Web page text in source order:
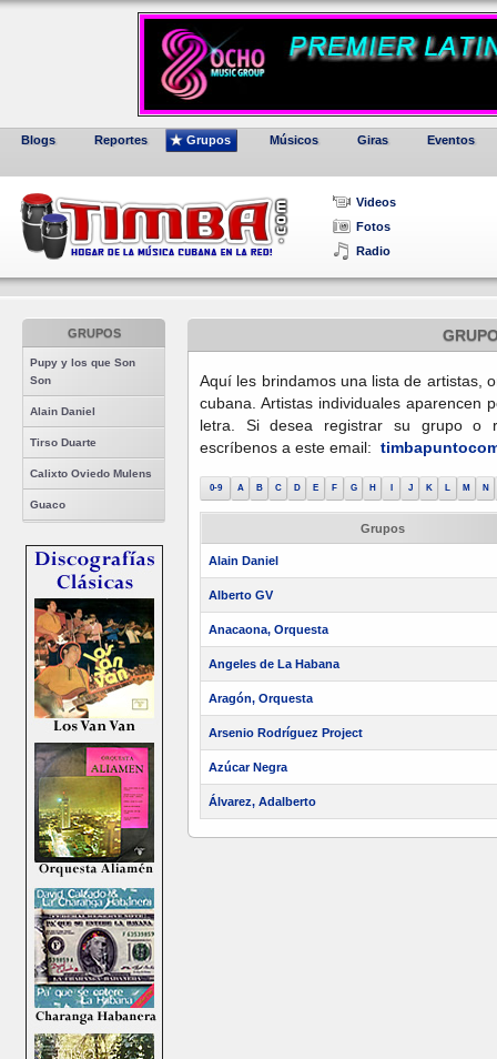
Blogs Reportes Grupos Músicos Giras Eventos
Videos
Fotos
Radio
GRUPOS
Pupy y los que Son
Son
Alain Daniel
Tirso Duarte
Calixto Oviedo Mulens
Guaco
Aquí les brindamos una lista de artistas,
cubana. Artistas individuales aparencen
letra. Si desea registrar su grupo o
escríbenos a este email:
0-9 A B C D E F G H J K L M N
Grupos
Alain Daniel
Alberto GV
Anacaona, Orquesta
Angeles de La Habana
Aragón, Orquesta
Arsenio Rodríguez Project
Azúcar Negra
Álvarez, Adalberto